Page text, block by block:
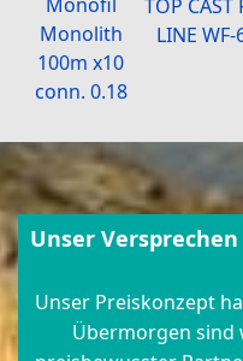
Monofil
Monolith
100m x10
conn. 0.18
TOP CAST
LINE WF-
Unser Versprechen
Unser Preiskonzept
Übermorgen sind